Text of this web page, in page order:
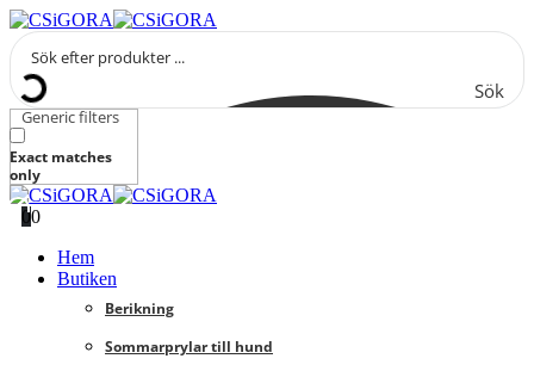
Sök
Generic filters
Exact matches
only
00
Hem
Butiken
Berikning
Sommarprylar till hund